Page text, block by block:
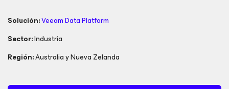
Solución:Veeam Data Platform
Sector:Industria
Región:Australia y Nueva Zelanda